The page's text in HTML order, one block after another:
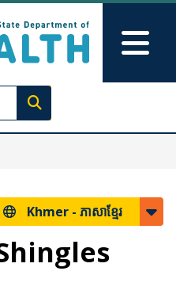
Execute search
Khmer - ភាសាខ្មែរ